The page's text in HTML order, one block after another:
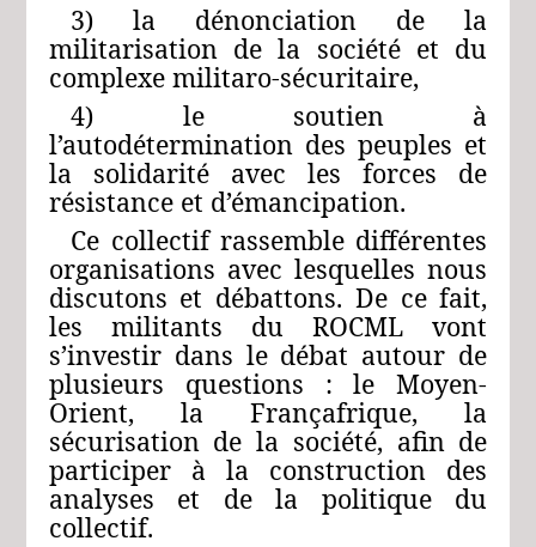
3) la dénonciation de la
militarisation de la société et du
complexe militaro-sécuritaire,
4) le soutien à
l’autodétermination des peuples et
la solidarité avec les forces de
résistance et d’émancipation.
Ce collectif rassemble différentes
organisations avec lesquelles nous
discutons et débattons. De ce fait,
les militants du ROCML vont
s’investir dans le débat autour de
plusieurs questions : le Moyen-
Orient, la Françafrique, la
sécurisation de la société, afin de
participer à la construction des
analyses et de la politique du
collectif.